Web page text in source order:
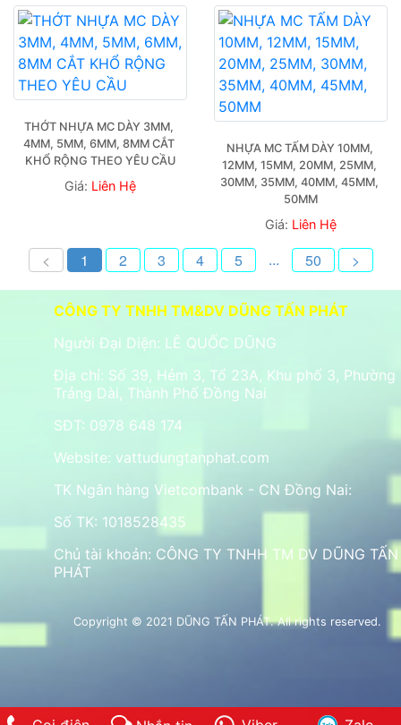
THỚT NHỰA MC DÀY 3MM,
4MM, 5MM, 6MM, 8MM CẮT
KHỔ RỘNG THEO YÊU CẦU
Giá: Liên Hệ
NHỰA MC TẤM DÀY 10MM,
12MM, 15MM, 20MM, 25MM,
30MM, 35MM, 40MM, 45MM,
50MM
Giá: Liên Hệ
< 1 2 3 4 5 ... 50 >
CÔNG TY TNHH TM&DV DŨNG TẤN PHÁT
Người Đại Diện: LÊ QUỐC DŨNG
Địa chỉ: Số 39, Hẻm 3, Tổ 23A, Khu phố 3, Phường
Trảng Dài, Thành Phố Đồng Nai
SĐT: 0978 648 174
Website: vattudungtanphat.com
TK Ngân hàng Vietcombank - CN Đồng Nai:
Số TK: 1018528435
Chủ tài khoản: CÔNG TY TNHH TM DV DŨNG TẤN
PHÁT
Copyright © 2021 DŨNG TẤN PHÁT. All rights reserved.